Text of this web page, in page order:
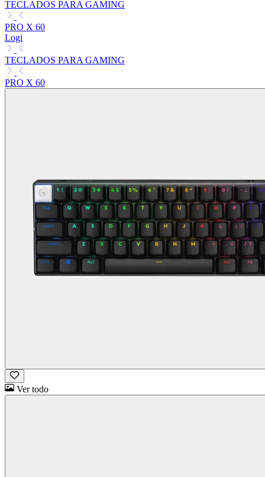
TECLADOS PARA GAMING
PRO X 60
Logi
TECLADOS PARA GAMING
PRO X 60
Ver todo